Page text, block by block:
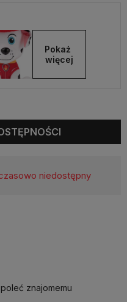
Pokaż
więcej
niedostępny
poleć znajomemu